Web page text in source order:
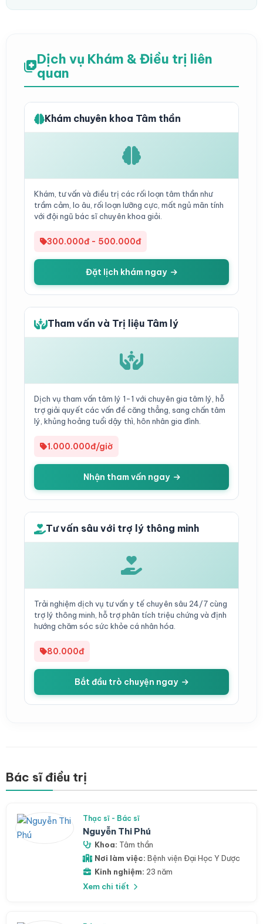
Dịch vụ Khám & Điều trị liên
quan
Khám chuyên khoa Tâm thần
Khám, tư vấn và điều trị các rối loạn tâm thần như
trầm cảm, lo âu, rối loạn lưỡng cực, mất ngủ mãn tính
với đội ngũ bác sĩ chuyên khoa giỏi.
300.000đ - 500.000đ
Đặt lịch khám ngay
Tham vấn và Trị liệu Tâm lý
Dịch vụ tham vấn tâm lý 1-1 với chuyên gia tâm lý, hỗ
trợ giải quyết các vấn đề căng thẳng, sang chấn tâm
lý, khủng hoảng tuổi dậy thì, hôn nhân gia đình.
1.000.000đ/giờ
Nhận tham vấn ngay
Tư vấn sâu với trợ lý thông minh
Trải nghiệm dịch vụ tư vấn y tế chuyên sâu 24/7 cùng
trợ lý thông minh, hỗ trợ phân tích triệu chứng và định
hướng chăm sóc sức khỏe cá nhân hóa.
80.000đ
Bắt đầu trò chuyện ngay
Bác sĩ điều trị
Thạc sĩ - Bác sĩ
Nguyễn Thi Phú
Khoa: Tâm thần
Nơi làm việc: Bệnh viện Đại Học Y Dược
Kinh nghiệm: 23 năm
Xem chi tiết